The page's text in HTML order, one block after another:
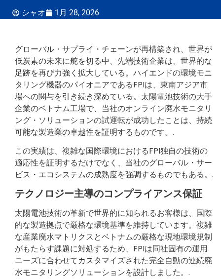
シャオ 1月 28, 2026
グローバル・サプライ・チェーンが再構築され、世界が
低炭素の未来に舵を切る中、先端技術企業は、世界的な
足跡を再び力強く拡大している。ハイエンドの環境モニ
タリング機器のパイオニアであるFPIは、東南アジア市
場への関与を引き続き深めている。太陽電池技術の大手
企業のベトナム工場で、当社のオンライン廃水モニタリ
ング・ソリューションの試運転が成功したことは、持続
可能な製造業の卓越性を証明するものです。.
この実績は、複雑な国際環境におけるFPI独自の技術の
適応性を証明するだけでなく、当社のグローバル・サー
ビス・エコシステムの成熟度を強調するものでもある。.
テクノロジー主導のコンプライアンス保証
太陽電池技術の革新で世界的に知られるお客様は、国際
的な製造拠点で厳格な環境基準を維持しています。複雑
な産業廃水マトリクスとベトナムの厳格な現地環境規制
がもたらす課題に対処するため、FPIは同社固有の運用
ニーズに合わせてカスタマイズされた完全自動の連続廃
水モニタリングソリューションを設計しました。.